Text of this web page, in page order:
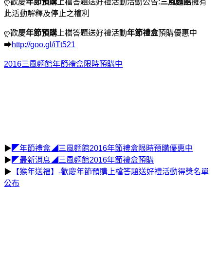
此活動解釋及停止之權利
ღ歡慶年節預購 上檔答題送好禮活動年節禮盒預購優惠中
➡http://goo.gl/iTt521
2016三風麵館年節禮盒限時預購中
▶ ◤年節禮盒◢三風麵館2016年節禮盒限時預購優惠中
▶ ◤最新消息◢三風麵館2016年節禮盒預購
▶ 【猴年送福】-歡慶年節預購上檔答題送好禮活動得獎名單
公布